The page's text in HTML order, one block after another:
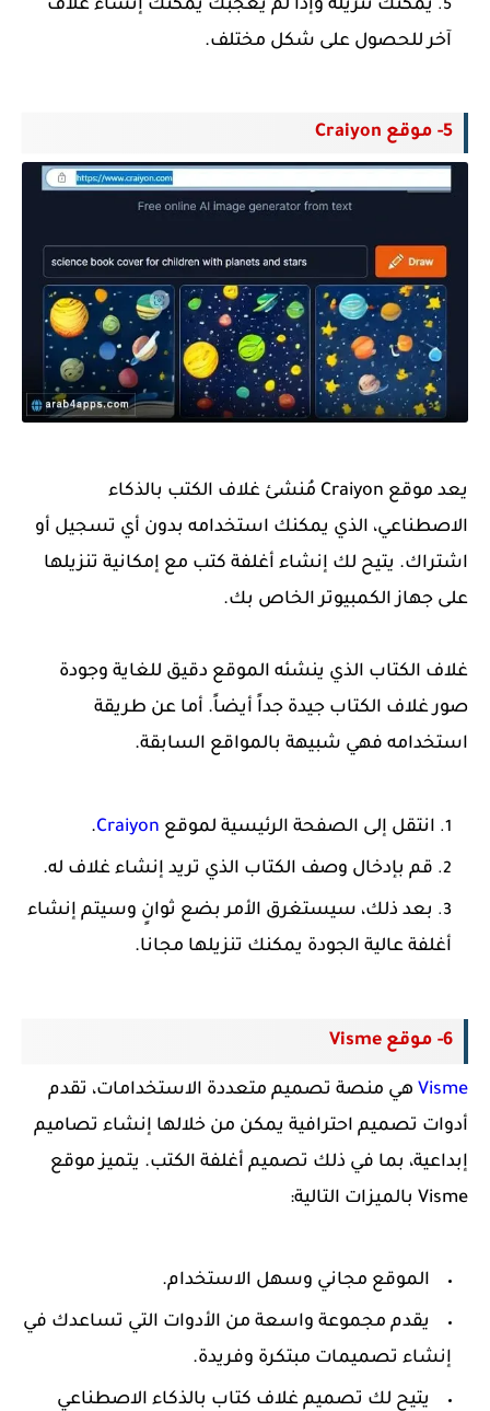
يمكنك تنزيله وإذا لم يعجبك يمكنك إنشاء غلاف
آخر للحصول على شكل مختلف.
5- موقع Craiyon
يعد موقع Craiyon مُنشئ غلاف الكتب بالذكاء
الاصطناعي، الذي يمكنك استخدامه بدون أي تسجيل أو
اشتراك. يتيح لك إنشاء أغلفة كتب مع إمكانية تنزيلها
على جهاز الكمبيوتر الخاص بك.
غلاف الكتاب الذي ينشئه الموقع دقيق للغاية وجودة
صور غلاف الكتاب جيدة جداً أيضاً. أما عن طريقة
استخدامه فهي شبيهة بالمواقع السابقة.
انتقل إلى الصفحة الرئيسية لموقع Craiyon
.
قم بإدخال وصف الكتاب الذي تريد إنشاء غلاف له.
بعد ذلك، سيستغرق الأمر بضع ثوانٍ وسيتم إنشاء
أغلفة عالية الجودة يمكنك تنزيلها مجانا.
6- موقع Visme
Visme هي منصة تصميم متعددة الاستخدامات، تقدم
أدوات تصميم احترافية يمكن من خلالها إنشاء تصاميم
إبداعية، بما في ذلك تصميم أغلفة الكتب. يتميز موقع
Visme بالميزات التالية:
الموقع مجاني وسهل الاستخدام.
يقدم مجموعة واسعة من الأدوات التي تساعدك في
إنشاء تصميمات مبتكرة وفريدة.
يتيح لك تصميم غلاف كتاب بالذكاء الاصطناعي